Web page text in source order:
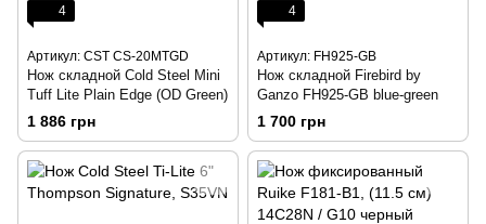
4
Артикул: CST CS-20MTGD
Нож складной Cold Steel Mini
Tuff Lite Plain Edge (OD Green)
1 886 грн
4
Артикул: FH925-GB
Нож складной Firebird by
Ganzo FH925-GB blue-green
1 700 грн